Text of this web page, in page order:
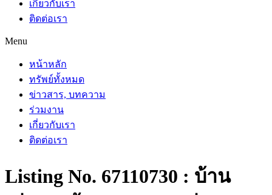
เกี่ยวกับเรา
ติดต่อเรา
Menu
หน้าหลัก
ทรัพย์ทั้งหมด
ข่าวสาร, บทความ
ร่วมงาน
เกี่ยวกับเรา
ติดต่อเรา
Listing No. 67110730 : บ้าน